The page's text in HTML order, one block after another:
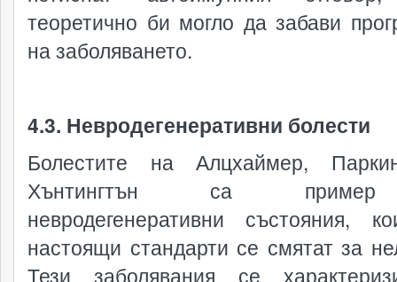
теоретично би могло да забави
на заболяването.
4.3. Невродегенеративни болести
Болестите на Алцхаймер,
Хънтингтън са
невродегенеративни състояния,
настоящи стандарти се смятат за
Тези заболявания се